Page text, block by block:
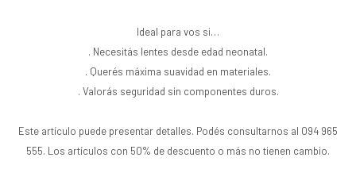
Ideal para vos si…
. Necesitás lentes desde edad neonatal.
. Querés máxima suavidad en materiales.
. Valorás seguridad sin componentes duros.
Este artículo puede presentar detalles. Podés consultarnos al 094 965
555. Los artículos con 50% de descuento o más no tienen cambio.